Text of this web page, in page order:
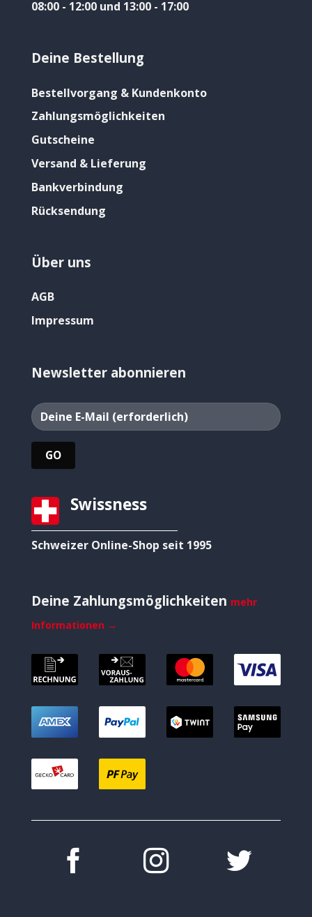
08:00 - 12:00 und 13:00 - 17:00
Deine Bestellung
Bestellvorgang & Kundenkonto
Zahlungsmöglichkeiten
Gutscheine
Versand & Lieferung
Bankverbindung
Rücksendung
Über uns
AGB
Impressum
Newsletter abonnieren
Swissness
Schweizer Online-Shop seit 1995
Deine Zahlungsmöglichkeiten mehr
Informationen →